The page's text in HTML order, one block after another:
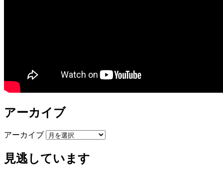
アーカイブ
アーカイブ
見逃しています